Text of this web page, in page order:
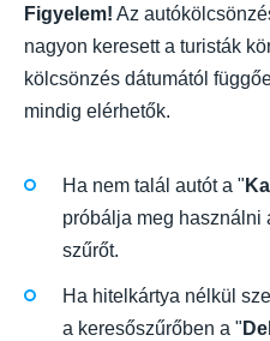
Figyelem! Az
nagyon keresett a turisták
kölcsönzés dátumától
mindig elérhetők.
Ha nem talál autót a "
próbálja meg használni
szűrőt.
Ha hitelkártya nélkül
a keresőszűrőben a "